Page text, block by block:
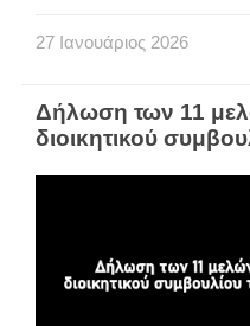
27 Ιανουάριος 2026
Δήλωση των 11
διοικητικού